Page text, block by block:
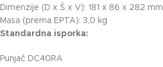
Dimenzije (D x Š x V): 181 x 86 x 282 mm
Masa (prema EPTA): 3,0 kg
Standardna isporka:
Punjač DC40RA